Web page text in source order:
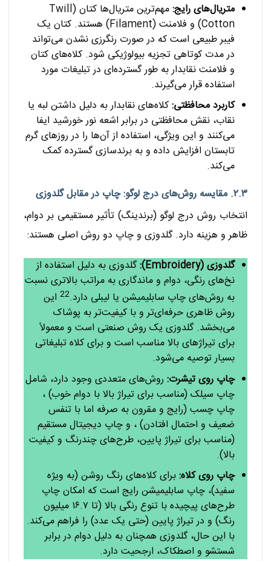
متریال‌های رایج:
مهم‌ترین متریال‌ها کتان (Twill
Cotton) و فلامنت (Filament) هستند. کتان یک
فیبر طبیعی است که در صورت رنگرزی نشدن می‌تواند
در مدت کوتاهی تجزیه بیولوژیکی شود. کلاه‌های کتان
و فلامنت نقابدار به طور گسترده‌ای در تبلیغات مورد
استفاده قرار می‌گیرند.
کاربرد محافظتی:کلاه‌های نقابدار به دلیل داشتن لبه یا
نقاب، نقش محافظتی در برابر اشعه نور خورشید ایفا
می‌کنند و این ویژگی، استفاده از آن‌ها را در روزهای گرم
تابستان افزایش داده و به برندسازی گسترده کمک
می‌کند.
۲.۳. مقایسه روش‌های درج لوگو: چاپ در مقابل گلدوزی
انتخاب روش درج لوگو (برندینگ) تأثیر مستقیمی بر دوام،
ظاهر و هزینه دارد. گلدوزی و چاپ دو روش اصلی هستند:
گلدوزی (Embroidery):
گلدوزی به دلیل استفاده از
نخ‌های رنگی، دوام و ماندگاری به مراتب بالاتری نسبت
به روش‌های چاپ سابلیمیشن یا لیبلی دارد.22این
روش ظاهری حرفه‌ای‌تر و با کیفیت‌تر به پوشاک
می‌بخشد. گلدوزی یک روش صنعتی است و معمولاً
برای تیراژهای بالا مناسب است و برای کلاه تبلیغاتی
بسیار توصیه می‌شود.
چاپ روی تیشرت:روش‌های متعددی وجود دارد، شامل
چاپ سیلک (مناسب برای تیراژ بالا با دوام خوب) ،
چاپ چسب (رایج و مقرون به صرفه اما با تنفس
ضعیف و احتمال افتادن) ، و چاپ دیجیتال مستقیم
(مناسب برای تیراژ پایین، طرح‌های چندرنگ و کیفیت
بالا).
چاپ روی کلاه:برای کلاه‌های رنگ روشن (به ویژه
سفید)، چاپ سابلیمیشن رایج است که امکان چاپ
طرح‌های پیچیده با تنوع رنگی بالا (تا ۱۶.۷ میلیون
رنگ) و در تیراژ پایین (حتی یک عدد) را فراهم می‌کند.
با این حال، گلدوزی همچنان به دلیل دوام در برابر
شستشو و اصطکاک، ارجحیت دارد.